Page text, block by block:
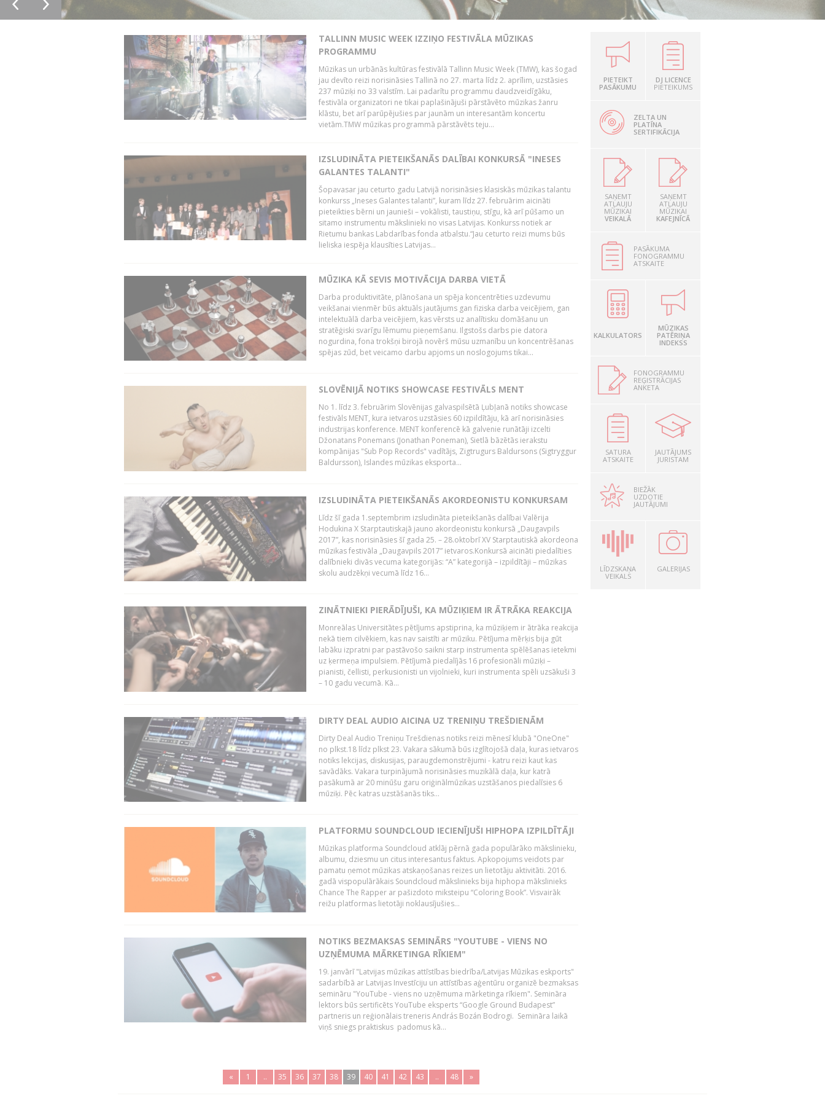
TALLINN MUSIC WEEK IZZIŅO FESTIVĀLA MŪZIKAS
PROGRAMMU
Mūzikas un urbānās kultūras festivālā Tallinn Music Week (TMW), kas šogad
jau devīto reizi norisināsies Tallinā no 27. marta līdz 2. aprīlim, uzstāsies
237 mūziķi no 33 valstīm. Lai padarītu programmu daudzveidīgāku,
festivāla organizatori ne tikai paplašinājuši pārstāvēto mūzikas žanru
klāstu, bet arī parūpējušies par jaunām un interesantām koncertu
vietām.TMW mūzikas programmā pārstāvēts teju...
IZSLUDINĀTA PIETEIKŠANĀS DALĪBAI KONKURSĀ "INESES
GALANTES TALANTI"
Šopavasar jau ceturto gadu Latvijā norisināsies klasiskās mūzikas talantu
konkurss „Ineses Galantes talanti”, kuram līdz 27. februārim aicināti
pieteikties bērni un jaunieši – vokālisti, taustiņu, stīgu, kā arī pūšamo un
sitamo instrumentu mākslinieki no visas Latvijas. Konkurss notiek ar
Rietumu bankas Labdarības fonda atbalstu.“Jau ceturto reizi mums būs
lieliska iespēja klausīties Latvijas...
MŪZIKA KĀ SEVIS MOTIVĀCIJA DARBA VIETĀ
Darba produktivitāte, plānošana un spēja koncentrēties uzdevumu
veikšanai vienmēr būs aktuāls jautājums gan fiziska darba veicējiem, gan
intelektuālā darba veicējiem, kas vērsts uz analītisku domāšanu un
stratēģiski svarīgu lēmumu pieņemšanu. Ilgstošs darbs pie datora
nogurdina, fona trokšņi birojā novērš mūsu uzmanību un koncentrēšanas
spējas zūd, bet veicamo darbu apjoms un noslogojums tikai...
SLOVĒNIJĀ NOTIKS SHOWCASE FESTIVĀLS MENT
No 1. līdz 3. februārim Slovēnijas galvaspilsētā Ļubļanā notiks showcase
festivāls MENT, kura ietvaros uzstāsies 60 izpildītāju, kā arī norisināsies
industrijas konference. MENT konferencē kā galvenie runātāji izcelti
Džonatans Ponemans (Jonathan Poneman), Sietlā bāzētās ierakstu
kompānijas "Sub Pop Records" vadītājs, Zigtrugurs Baldursons (Sigtryggur
Baldursson), Islandes mūzikas eksporta...
IZSLUDINĀTA PIETEIKŠANĀS AKORDEONISTU KONKURSAM
Līdz šī gada 1.septembrim izsludināta pieteikšanās dalībai Valērija
Hodukina X Starptautiskajā jauno akordeonistu konkursā „Daugavpils
2017”, kas norisināsies šī gada 25. – 28.oktobrī XV Starptautiskā akordeona
mūzikas festivāla „Daugavpils 2017” ietvaros.Konkursā aicināti piedalīties
dalībnieki divās vecuma kategorijās: “A” kategorijā – izpildītāji – mūzikas
skolu audzēkņi vecumā līdz 16...
ZINĀTNIEKI PIERĀDĪJUŠI, KA MŪZIĶIEM IR ĀTRĀKA REAKCIJA
Monreālas Universitātes pētījums apstiprina, ka mūziķiem ir ātrāka reakcija
nekā tiem cilvēkiem, kas nav saistīti ar mūziku. Pētījuma mērķis bija gūt
labāku izpratni par pastāvošo saikni starp instrumenta spēlēšanas ietekmi
uz ķermeņa impulsiem. Pētījumā piedalījās 16 profesionāli mūziķi –
pianisti, čellisti, perkusionisti un vijolnieki, kuri instrumenta spēli uzsākuši 3
– 10 gadu vecumā. Kā...
DIRTY DEAL AUDIO AICINA UZ TRENIŅU TREŠDIENĀM
Dirty Deal Audio Treniņu Trešdienas notiks reizi mēnesī klubā "OneOne"
no plkst.18 līdz plkst 23. Vakara sākumā būs izglītojošā daļa, kuras ietvaros
notiks lekcijas, diskusijas, paraugdemonstrējumi - katru reizi kaut kas
savādāks. Vakara turpinājumā norisināsies muzikālā daļa, kur katrā
pasākumā ar 20 minūšu garu oriģinālmūzikas uzstāšanos piedalīsies 6
mūziķi. Pēc katras uzstāšanās tiks...
PLATFORMU SOUNDCLOUD IECIENĪJUŠI HIPHOPA IZPILDĪTĀJI
Mūzikas platforma Soundcloud atklāj pērnā gada populārāko mākslinieku,
albumu, dziesmu un citus interesantus faktus. Apkopojums veidots par
pamatu ņemot mūzikas atskaņošanas reizes un lietotāju aktivitāti. 2016.
gadā vispopulārākais Soundcloud mākslinieks bija hiphopa mākslinieks
Chance The Rapper ar pašizdoto miksteipu “Coloring Book”. Visvairāk
reižu platformas lietotāji noklausījušies...
NOTIKS BEZMAKSAS SEMINĀRS "YOUTUBE - VIENS NO
UZŅĒMUMA MĀRKETINGA RĪKIEM"
19. janvārī "Latvijas mūzikas attīstības biedrība/Latvijas Mūzikas eskports"
sadarbībā ar Latvijas Investīciju un attīstības aģentūru organizē bezmaksas
semināru "YouTube - viens no uzņēmuma mārketinga rīkiem". Semināra
lektors būs sertificēts YouTube eksperts “Google Ground Budapest”
partneris un reģionālais treneris András Bozán Bodrogi. Semināra laikā
viņš sniegs praktiskus padomus kā...
« 1 .. 35 36 37 38 39 40 41 42 43 .. 48 »
PIETEIKT
PASĀKUMU
DJ LICENCE
PIETEIKUMS
ZELTA UN
PLATĪNA
SERTIFIKĀCIJA
SAŅEMT
ATĻAUJU
MŪZIKAI
VEIKALĀ
SAŅEMT
ATĻAUJU
MŪZIKAI
KAFEJNĪCĀ
PASĀKUMA
FONOGRAMMU
ATSKAITE
KALKULATORS
MŪZIKAS
PATĒRIŅA
INDEKSS
FONOGRAMMU
REĢISTRĀCIJAS
ANKETA
SATURA
ATSKAITE
JAUTĀJUMS
JURISTAM
BIEŽĀK
UZDOTIE
JAUTĀJUMI
LĪDZSKAŅA
VEIKALS
GALERIJAS